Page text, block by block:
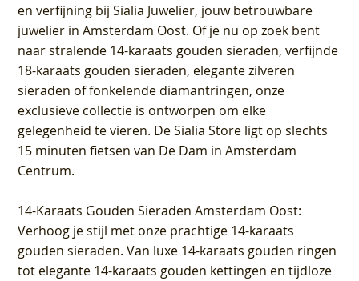
en verfijning bij Sialia Juwelier, jouw betrouwbare
juwelier in Amsterdam Oost. Of je nu op zoek bent
naar stralende 14-karaats gouden sieraden, verfijnde
18-karaats gouden sieraden, elegante zilveren
sieraden of fonkelende diamantringen, onze
exclusieve collectie is ontworpen om elke
gelegenheid te vieren. De Sialia Store ligt op slechts
15 minuten fietsen van De Dam in Amsterdam
Centrum.
14-Karaats Gouden Sieraden Amsterdam Oost:
Verhoog je stijl met onze prachtige 14-karaats
gouden sieraden. Van luxe 14-karaats gouden ringen
tot elegante 14-karaats gouden kettingen en tijdloze